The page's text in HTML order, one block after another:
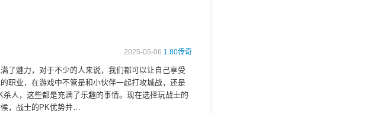
2025-05-06 1.80传奇
了魅力，对于不少的人来说，我们都可以让自己享受
职业，在游戏中不管是和小伙伴一起打攻城战，还是
人，这些都是充满了乐趣的事情。现在选择玩战士的
，战士的PK优势并…